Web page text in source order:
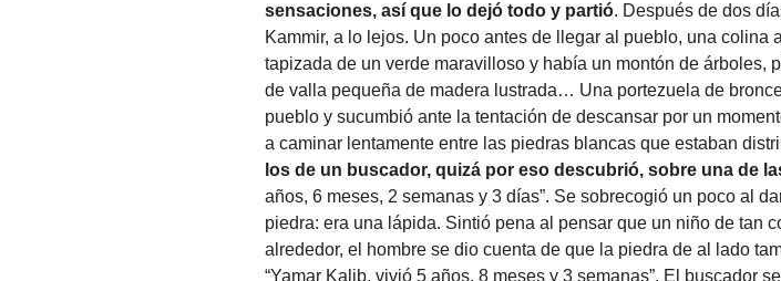
sensaciones, así que lo dejó todo y partió. Después de dos
Kammir, a lo lejos. Un poco antes de llegar al pueblo, una
tapizada de un verde maravilloso y había un montón de árboles,
de valla pequeña de madera lustrada… Una portezuela de
pueblo y sucumbió ante la tentación de descansar por un
a caminar lentamente entre las piedras blancas que estaban
los de un buscador, quizá por eso descubrió, sobre una de
años, 6 meses, 2 semanas y 3 días”. Se sobrecogió un poco al
piedra: era una lápida. Sintió pena al pensar que un niño de tan
alrededor, el hombre se dio cuenta de que la piedra de al lado
“Yamar Kalib, vivió 5 años, 8 meses y 3 semanas”. El buscador